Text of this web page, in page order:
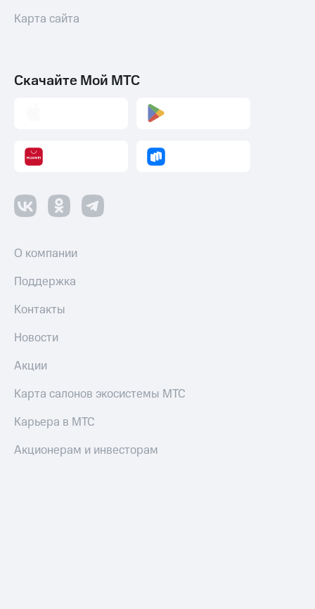
Карта сайта
Скачайте Мой МТС
О компании
Поддержка
Контакты
Новости
Акции
Карта салонов экосистемы МТС
Карьера в МТС
Акционерам и инвесторам